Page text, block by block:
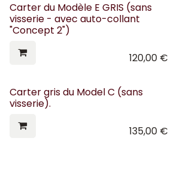
Carter du Modèle E GRIS (sans
visserie - avec auto-collant
"Concept 2")
120,00 €
Carter gris du Model C (sans
visserie).
135,00 €